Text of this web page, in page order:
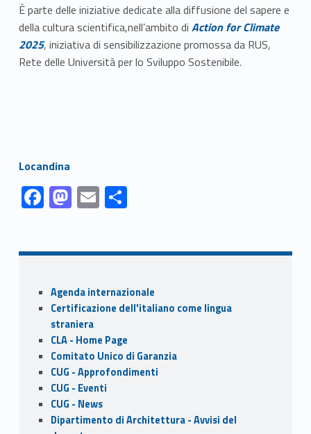
È parte delle iniziative dedicate alla diffusione del sapere e
della cultura scientifica,nell’ambito di Link identifier #identifier__18789-2
Action for Climate
2025, iniziativa di sensibilizzazione promossa da RUS,
Rete delle Università per lo Sviluppo Sostenibile.
Link identifier #identifier__25250-3Locandina
Link identifier #identifier__127637-1
F
ac
b
o
o
k
Link identifier #identifier__200-2 M
as
d
o
n
Link identifier #identifier__177975-3 E
m
l
Link identifier #identifier__71516-4 S
e
Sidebar
Agenda internazionale
Certificazione dell'italiano come lingua
straniera
CLA - Home Page
Comitato Unico di Garanzia
CUG - Approfondimenti
CUG - Eventi
CUG - News
Dipartimento di Architettura - Avvisi del